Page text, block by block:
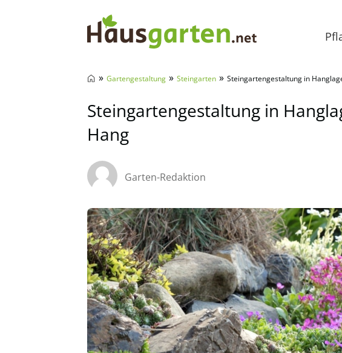
» Gartengestaltung » Steingarten » Steingartengestaltung in
Steingartengestaltung in
Hang
Garten-Redaktion